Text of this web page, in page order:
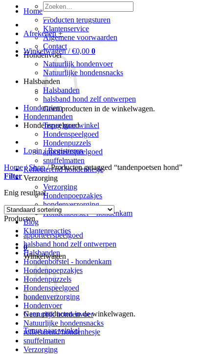
Home
Producten terugsturen
Klantenservice
Algemene voorwaarden
Contact
Hondenvoer
Natuurlijk hondenvoer
Natuurlijke hondensnacks
Halsbanden
Halsbanden
halsband hond zelf ontwerpen
Hondenriem
Hondenmanden
Hondenspeelgoed
Hondenspeelgoed
Hondenpuzzels
apporteerspeelgoed
snuffelmatten
Reflecterend hondenhesje
Verzorging
Verzorging
Hondenpoepzakjes
hondenverzorging
Hondenborstel – hondenkam
Blog
Klantenreacties
0
Winkelwagen
Geen producten in de winkelwagen.
Terug naar winkel
Zoeken
naar:
Afrekenen +
Winkelwagen /€0,00 0
Geen producten in de winkelwagen.
Terug naar winkel
Login / Registreren
Home / Shop /Producten getagged “tandenpoetsen hond”
Filter
Enig resultaat
Producten
apporteerspeelgoed
halsband hond zelf ontwerpen
Halsbanden
Hondenborstel - hondenkam
Hondenpoepzakjes
Hondenpuzzels
Hondenspeelgoed
hondenverzorging
Hondenvoer
Natuurlijk hondenvoer
Natuurlijke hondensnacks
reflecterend hondenhesje
snuffelmatten
Verzorging